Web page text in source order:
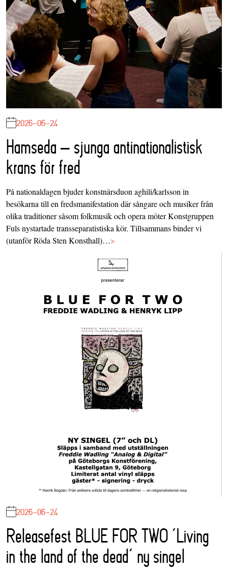
2026-06-24
Hamseda – sjunga antinationalistisk
krans för fred
På nationaldagen bjuder konstnärsduon aghili/karlsson in
besökarna till en fredsmanifestation där sångare och musiker från
olika traditioner såsom folkmusik och opera möter Konstgruppen
Fuls nystartade transseparatistiska kör. Tillsammans binder vi
(utanför Röda Sten Konsthall)…>
2026-06-24
Releasefest BLUE FOR TWO ‘Living
in the land of the dead’ ny singel